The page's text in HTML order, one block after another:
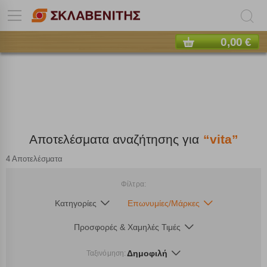
0,00 €
Αποτελέσματα αναζήτησης για “vita”
4 Αποτελέσματα
Φίλτρα:
Κατηγορίες Επωνυμίες/Μάρκες
Προσφορές & Χαμηλές Τιμές
Ταξινόμηση: Δημοφιλή